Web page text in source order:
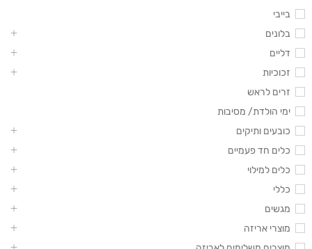
בייבי
בלונים
דליים
זכוכיות
זרים לראש
ימי הולדת/ מסיבות
כובעים ותיקים
כלים חד פעמיים
כלים למילוי
כללי
מגשים
מוצרי אריזה